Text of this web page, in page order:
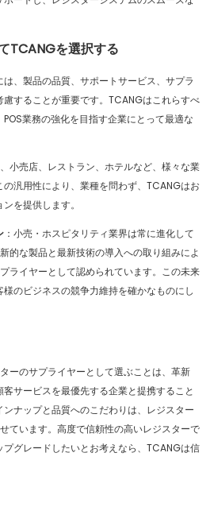
TCANGを選択する
、製品の品質、サポートサービス、サプラ
することが重要です。TCANGはこれらすべ
業務の強化を目指す企業にとって最適な
小売店、レストラン、ホテルなど、様々な業
汎用性により、業種を問わず、TCANGはお
を提供します。
：小売・ホスピタリティ業界は常に進化して
的な製品と最新技術の導入への取り組みによ
ライヤーとして認められています。この未来
のビジネスの競争力維持を確かなものにし
ーのサプライヤーとして選ぶことは、革新
サービスを最優先する企業と提携すること
ナップと品質へのこだわりは、レジスター
ています。高度で信頼性の高いレジスターで
プグレードしたいとお考えなら、TCANGは信